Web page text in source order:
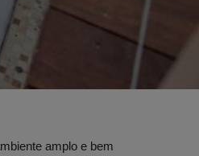
amplo e bem